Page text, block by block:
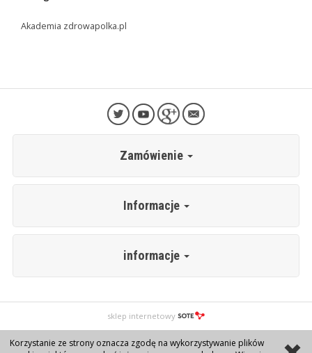
Akademia zdrowapolka.pl
Zamówienie
Informacje
informacje
sklep internetowy
Korzystanie ze strony oznacza zgodę na wykorzystywanie plików